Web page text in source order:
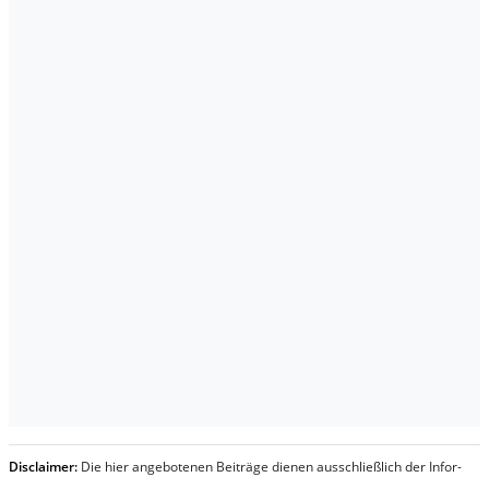
Dis­clai­mer: Die hier an­ge­bo­te­nen Bei­trä­ge die­nen aus­schließ­lich der In­for­